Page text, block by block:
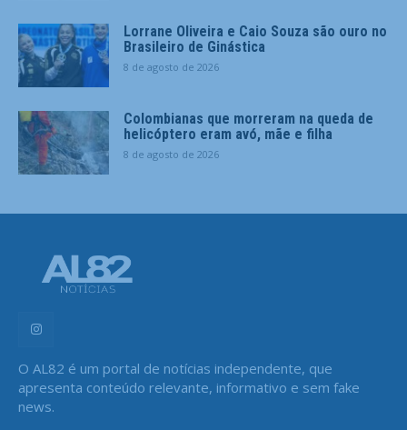
Lorrane Oliveira e Caio Souza são ouro no
Brasileiro de Ginástica
8 de agosto de 2026
Colombianas que morreram na queda de
helicóptero eram avó, mãe e filha
8 de agosto de 2026
O AL82 é um portal de notícias independente, que
apresenta conteúdo relevante, informativo e sem fake
news.